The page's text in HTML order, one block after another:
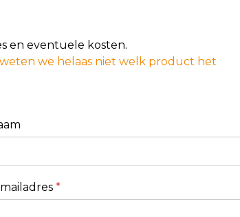
en eventuele kosten.
we helaas niet welk product het
*